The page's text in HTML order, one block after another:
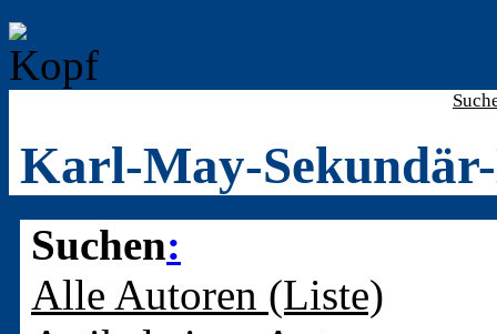
Karl-May-
Suchen:
Alle Autoren (Liste)